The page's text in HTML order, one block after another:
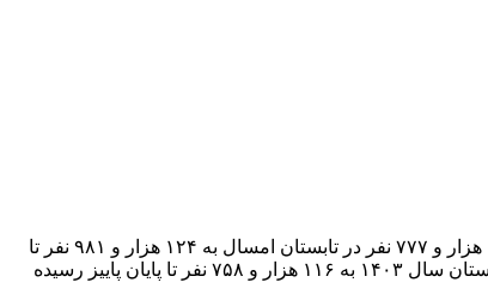
به گزارش همشهری آنلاین، بر اساس شاخص‌های کلان اقتصادی و اجتماعی کشور که از سوی مرکز آمار ایران اعلام شده، نرخ تولد پسران از ۱۳۰ هزار و ۷۷۷ نفر در تابستان امسال به ۱۲۴ هزار و ۹۸۱ نفر تا
پایان پاییز سال جاری رسیده است. همچنین بررسی‌ها حاکی از آن است که نرخ تولد دختران نیز به این صورت است که از ۱۲۳ هزار و ۲۶ نفر در تابستان سال ۱۴۰۳ به ۱۱۶ هزار و ۷۵۸ نفر تا پایان پاییز رسیده